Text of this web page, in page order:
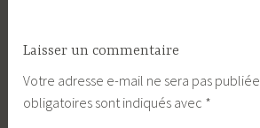
Laisser un commentaire
Votre adresse e-mail ne sera pas publiée.
obligatoires sont indiqués avec *